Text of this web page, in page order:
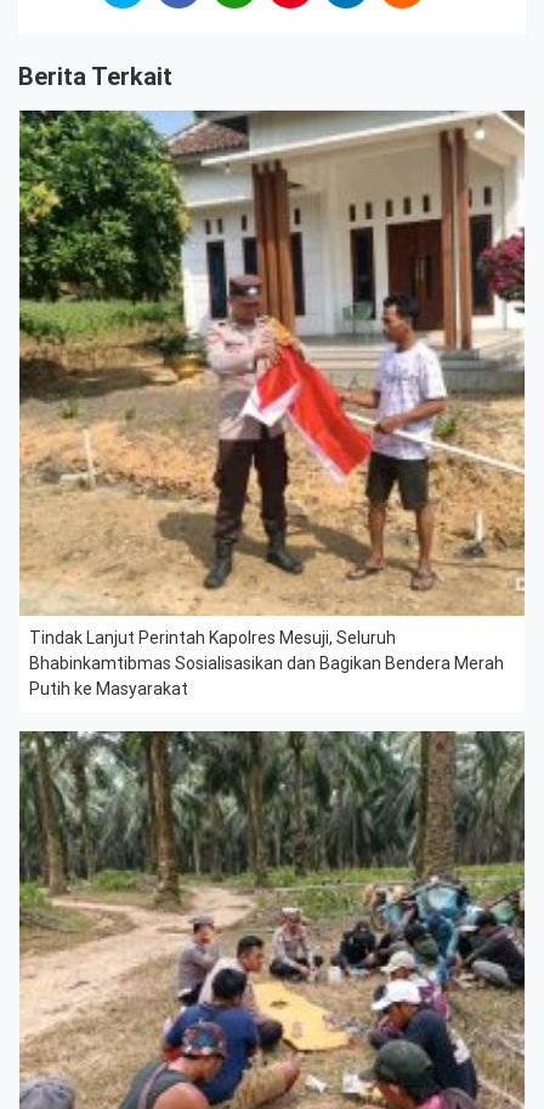
Berita Terkait
Tindak Lanjut Perintah Kapolres Mesuji, Seluruh
Bhabinkamtibmas Sosialisasikan dan Bagikan Bendera Merah
Putih ke Masyarakat